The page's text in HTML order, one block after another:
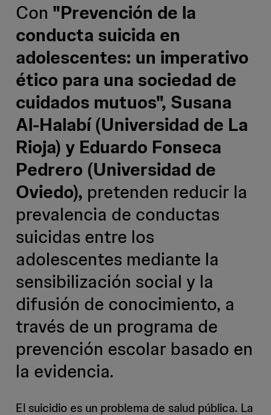
Con "Prevención de la
conducta suicida en
adolescentes: un imperativo
ético para una sociedad de
cuidados mutuos", Susana
Al-Halabí (Universidad de La
Rioja) y Eduardo Fonseca
Pedrero (Universidad de
Oviedo), pretenden reducir la
prevalencia de conductas
suicidas entre los
adolescentes mediante la
sensibilización social y la
difusión de conocimiento, a
través de un programa de
prevención escolar basado en
la evidencia.
El suicidio es un problema de salud pública. La